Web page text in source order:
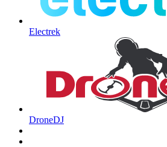
Electrek
DroneDJ